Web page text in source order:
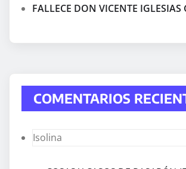
FALLECE DON VICENTE IGLESIAS
COMENTARIOS
Isolina